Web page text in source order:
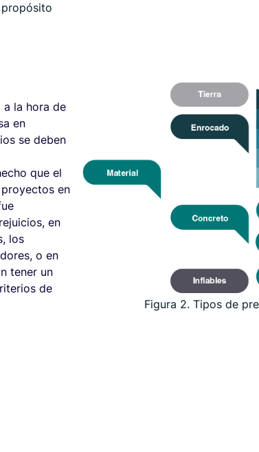
propósito
Figura 2. Tipos de
a la hora de
en
se deben
que el
en
en
los
o en
tener un
de